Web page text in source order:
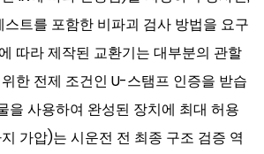
트를 포함한 비파괴 검사 방법을 요구
따라 제작된 교환기는 대부분의 관할
한 전제 조건인 U-스탬프 인증을 받습
을 사용하여 완성된 장치에 최대 허용
가압)는 시운전 전 최종 구조 검증 역